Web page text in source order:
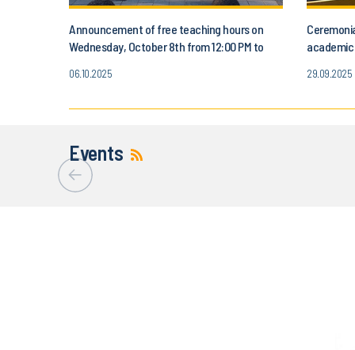
Announcement of free teaching hours on
Wednesday, October 8th from 12:00 PM to
06.10.2025 29.09.2025
Events